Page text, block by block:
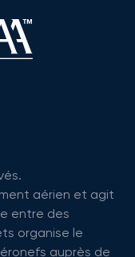
aérien et agit
entre des
organise le
auprès de